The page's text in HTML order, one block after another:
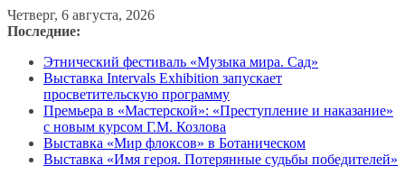
Перейти
к
Четверг, 6 августа, 2026
Последние:
Этнический фестиваль «Музыка мира. Сад»
Выставка Intervals Exhibition запускает
просветительскую программу
Премьера в «Мастерской»: «Преступление и наказание»
с новым курсом Г.М. Козлова
Выставка «Мир флоксов» в Ботаническом
Выставка «Имя героя. Потерянные судьбы победителей»